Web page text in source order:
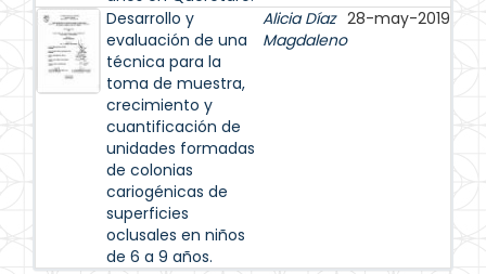
Desarrollo y
evaluación de una
técnica para la
toma de muestra,
crecimiento y
cuantificación de
unidades formadas
de colonias
cariogénicas de
superficies
oclusales en niños
de 6 a 9 años.
Alicia Díaz
Magdaleno
28-may-2019